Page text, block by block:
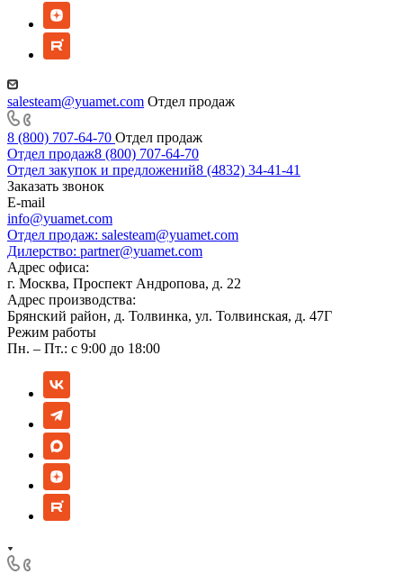
salesteam@yuamet.com Отдел продаж
8 (800) 707-64-70 Отдел продаж
Отдел продаж8 (800) 707-64-70
Отдел закупок и предложений8 (4832) 34-41-41
Заказать звонок
E-mail
info@yuamet.com
Отдел продаж: salesteam@yuamet.com
Дилерство: partner@yuamet.com
Адрес офиса:
г. Москва, Проспект Андропова, д. 22
Адрес производства:
Брянский район, д. Толвинка, ул. Толвинская, д. 47Г
Режим работы
Пн. – Пт.: с 9:00 до 18:00